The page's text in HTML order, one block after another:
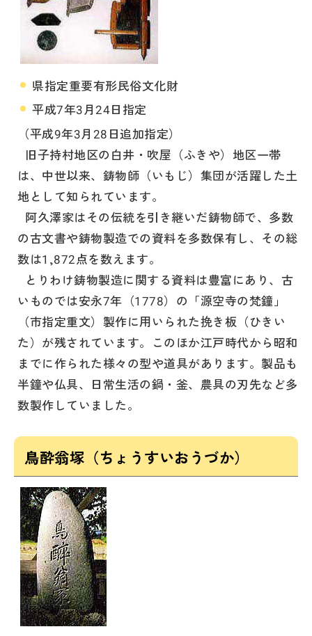
県指定重要有形民俗文化財
平成7年3月24日指定
（平成9年3月28日追加指定）
旧子持村地区の白井・吹屋（ふきや）地区一帯
は、中世以来、鋳物師（いもじ）集団が活躍した土
地として知られています。
阿久澤家はその伝統を引き継いだ鋳物師で、多数
の古文書や鋳物製造での資料を多数保有し、その総
数は1,872点を数えます。
とりわけ鋳物製造に関する資料は豊富にあり、古
いものでは安永7年（1778）の「源空寺の梵鐘」
（市指定重文）製作に用いられた挽き板（ひきい
た）が残されています。このほか江戸時代から昭和
までに作られた様々の型や道具があります。製品も
半鐘や仏具、日常生活の鍋・釜、農具の刃先など多
数製作していました。
鳥酔翁塚（ちょうすいおうづか）